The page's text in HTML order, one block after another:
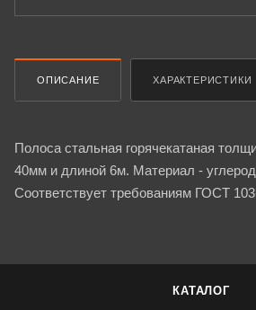
ОПИСАНИЕ ХАРАКТЕРИСТИКИ
Полоса стальная горячекатаная
40мм и длиной 6м. Материал -
Соответствует требованиям ГОСТ
КАТАЛОГ